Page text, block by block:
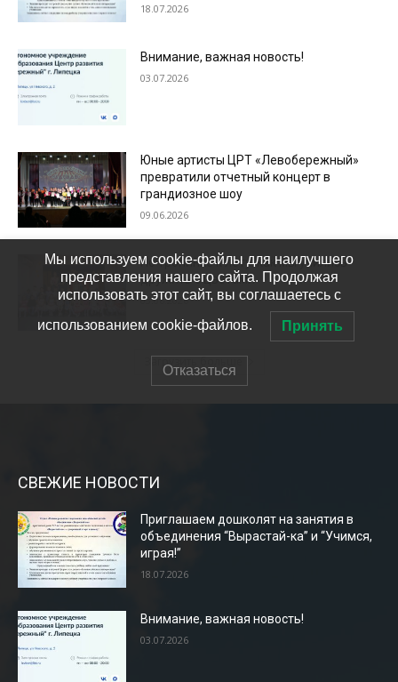
СВЕЖИЕ НОВОСТИ
Приглашаем дошколят на занятия в
объединения “Вырастай-ка” и “Учимся,
играя!”
18.07.2026
Внимание, важная новость!
03.07.2026